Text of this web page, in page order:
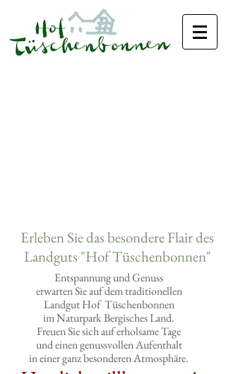
Erleben Sie das besondere Flair des
Landguts "Hof Tüschenbonnen"
Entspannung und Genuss
erwarten Sie auf dem traditionellen
Landgut Hof Tüschenbonnen
im Naturpark Bergisches Land.
Freuen Sie sich auf erholsame Tage
und einen genussvollen Aufenthalt
in einer ganz besonderen Atmosphäre.